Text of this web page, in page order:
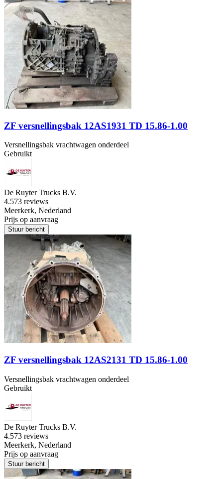
ZF versnellingsbak 12AS1931 TD 15.86-1.00
Versnellingsbak vrachtwagen onderdeel
Gebruikt
De Ruyter Trucks B.V.
4.573 reviews
Meerkerk, Nederland
Prijs op aanvraag
Stuur bericht
ZF versnellingsbak 12AS2131 TD 15.86-1.00
Versnellingsbak vrachtwagen onderdeel
Gebruikt
De Ruyter Trucks B.V.
4.573 reviews
Meerkerk, Nederland
Prijs op aanvraag
Stuur bericht